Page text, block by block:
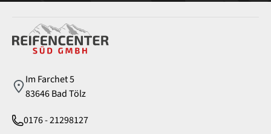
Im Farchet 5
83646 Bad Tölz
0176 - 21298127